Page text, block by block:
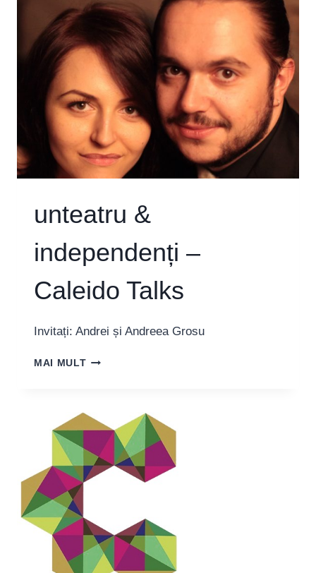
LA
TEATRUL
DRAMATIC
„FANI
TARDINI”
unteatru &
independenți –
Caleido Talks
Invitați: Andrei și Andreea Grosu
MAI MULTUNTEATRU
CALEIDO
TALKS